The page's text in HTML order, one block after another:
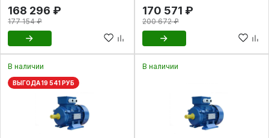
168 296 ₽
177 154 ₽
170 571 ₽
200 672 ₽
В наличии
ВЫГОДА 19 541 РУБ
В наличии